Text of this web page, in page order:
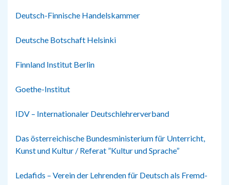
Deutsch-Finnische Handelskammer
Deutsche Botschaft Helsinki
Finnland Institut Berlin
Goethe-Institut
IDV – Internationaler Deutschlehrerverband
Das österreichische Bundesministerium für Unterricht,
Kunst und Kultur / Referat ”Kultur und Sprache”
Ledafids – Verein der Lehrenden für Deutsch als Fremd-